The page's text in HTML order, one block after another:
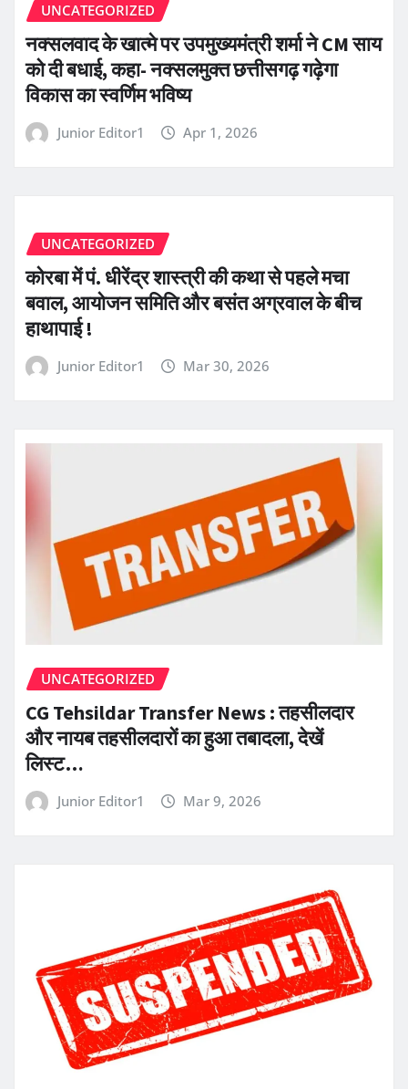
UNCATEGORIZED
नक्सलवाद के खात्मे पर उपमुख्यमंत्री शर्मा ने CM साय
को दी बधाई, कहा- नक्सलमुक्त छत्तीसगढ़ गढ़ेगा
विकास का स्वर्णिम भविष्य
Junior Editor1 Apr 1, 2026
UNCATEGORIZED
कोरबा में पं. धीरेंद्र शास्त्री की कथा से पहले मचा
बवाल, आयोजन समिति और बसंत अग्रवाल के बीच
हाथापाई !
Junior Editor1 Mar 30, 2026
UNCATEGORIZED
CG Tehsildar Transfer News : तहसीलदार
और नायब तहसीलदारों का हुआ तबादला, देखें
लिस्ट…
Junior Editor1 Mar 9, 2026